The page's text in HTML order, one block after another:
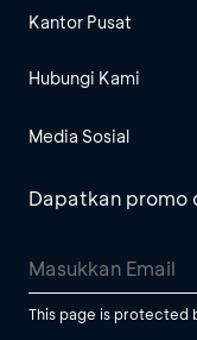
Kantor Pusat
Hubungi Kami
Media Sosial
Dapatkan promo
This page is protected